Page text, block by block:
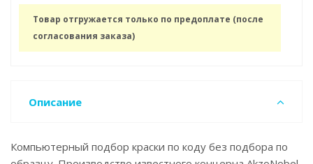
Товар отгружается только по предоплате (после
согласования заказа)
Описание
Компьютерный подбор краски по коду без подбора по